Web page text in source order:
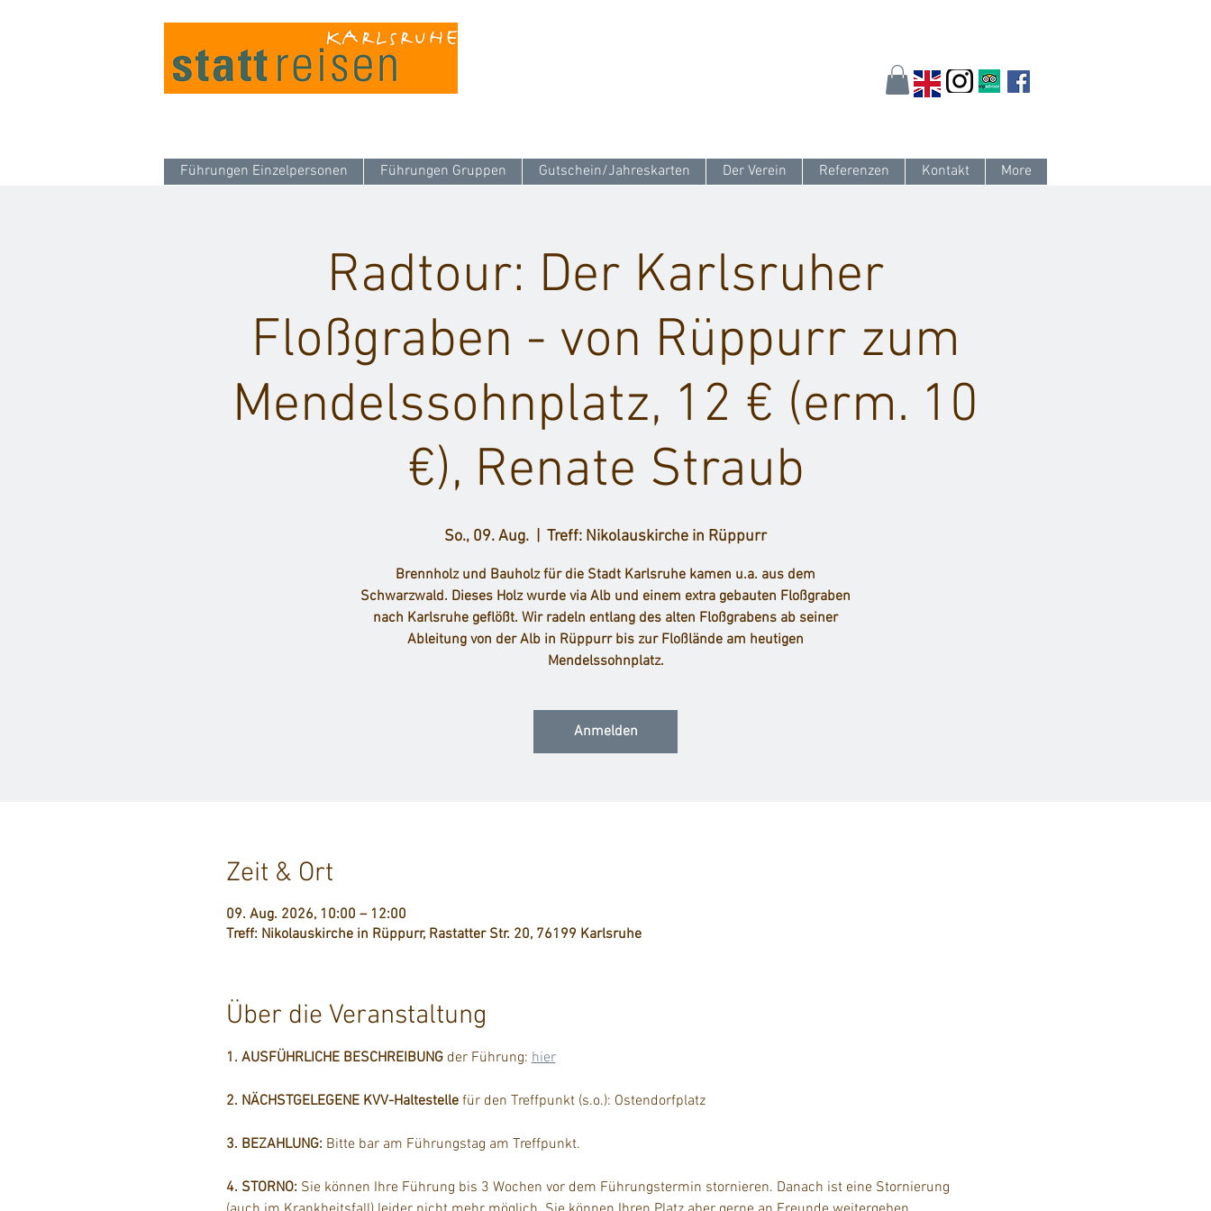
Führungen Einzelpersonen Führungen Gruppen Gutschein/Jahreskarten Der Verein Referenzen Kontakt More
Radtour: Der Karlsruher
Floßgraben - von Rüppurr zum
Mendelssohnplatz, 12 € (erm. 10
€), Renate Straub
So., 09. Aug. Treff: Nikolauskirche in Rüppurr
Brennholz und Bauholz für die Stadt Karlsruhe kamen u.a. aus dem
Schwarzwald. Dieses Holz wurde via Alb und einem extra gebauten Floßgraben
nach Karlsruhe geflößt. Wir radeln entlang des alten Floßgrabens ab seiner
Ableitung von der Alb in Rüppurr bis zur Floßlände am heutigen
Mendelssohnplatz.
Anmelden
Zeit & Ort
09. Aug. 2026, 10:00 – 12:00
Treff: Nikolauskirche in Rüppurr, Rastatter Str. 20, 76199 Karlsruhe
Über die Veranstaltung
1. AUSFÜHRLICHE BESCHREIBUNG der Führung: hier
2. NÄCHSTGELEGENE KVV-Haltestelle für den Treffpunkt (s.o.): Ostendorfplatz
3. BEZAHLUNG: Bitte bar am Führungstag am Treffpunkt.
4. STORNO: Sie können Ihre Führung bis 3 Wochen vor dem Führungstermin stornieren. Danach ist eine Stornierung